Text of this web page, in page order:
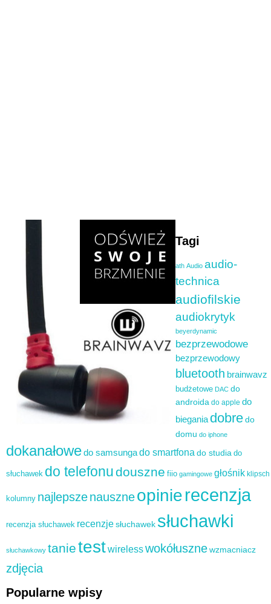
Tagi
ath Audio audio-
technica
audiofilskie
audiokrytyk
beyerdynamic
bezprzewodowe
bezprzewodowy
bluetooth brainwavz
budżetowe DAC do
androida do apple do
biegania dobredo
domu do iphone
dokanałowedo samsungado smartfona do studia do
słuchawek do telefonudouszne fiio gamingowe głośnik klipsch
kolumny najlepszenauszneopinierecenzja
recenzja słuchawek recenzjesłuchawek słuchawki
słuchawkowy tanietestwirelesswokółusznewzmacniacz
zdjęcia
Popularne wpisy